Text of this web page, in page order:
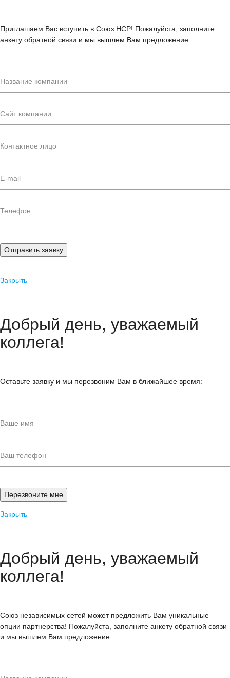
Приглашаем Вас вступить в Союз НСР! Пожалуйста, заполните
анкету обратной связи и мы вышлем Вам предложение:
Отправить заявку
Закрыть
Добрый день, уважаемый
коллега!
Оставьте заявку и мы перезвоним Вам в ближайшее время:
Закрыть
Добрый день, уважаемый
коллега!
Союз независимых сетей может предложить Вам уникальные
опции партнерства! Пожалуйста, заполните анкету обратной связи
и мы вышлем Вам предложение: